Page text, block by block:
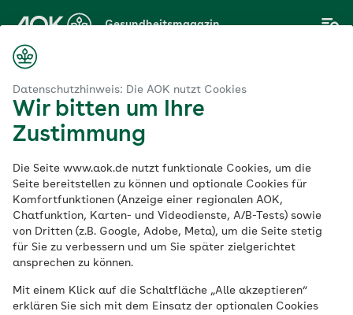
Datenschutzhinweis: Die AOK nutzt Cookies
Wir bitten um Ihre
Zustimmung
Die Seite www.aok.de nutzt funktionale Cookies, um die
Seite bereitstellen zu können und optionale Cookies für
Komfortfunktionen (Anzeige einer regionalen AOK,
Chatfunktion, Karten- und Videodienste, A/B-Tests) sowie
von Dritten (z.B. Google, Adobe, Meta), um die Seite stetig
für Sie zu verbessern und um Sie später zielgerichtet
ansprechen zu können.
Mit einem Klick auf die Schaltfläche „Alle akzeptieren“
erklären Sie sich mit dem Einsatz der optionalen Cookies
Hauptinhalt
springen
Gesundheitsmagazin
Die richtige Pace
beim Laufen
berechnen